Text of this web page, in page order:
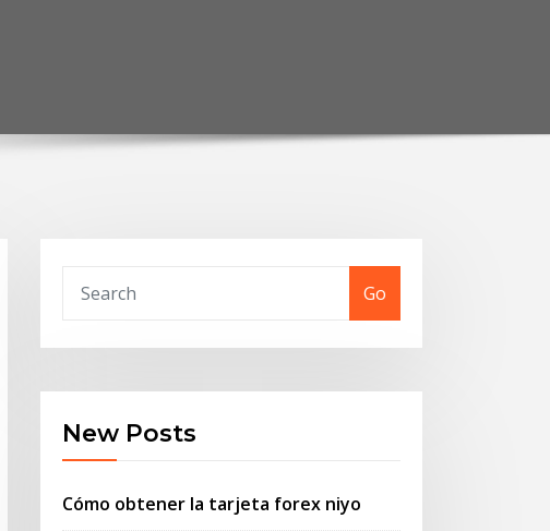
Go
New Posts
Cómo obtener la tarjeta forex niyo